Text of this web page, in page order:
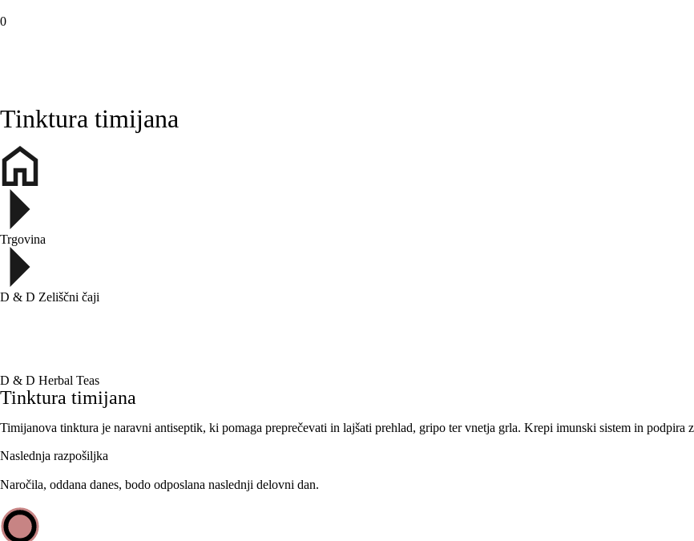
0
Tinktura timijana
Trgovina
D & D Zeliščni čaji
D & D Herbal Teas
Tinktura timijana
Timijanova tinktura je naravni antiseptik, ki pomaga preprečevati in lajšati prehlad, gripo ter vnetja grla. Krepi imunski sistem in podpira
Naslednja razpošiljka
Naročila, oddana danes, bodo odposlana naslednji delovni dan.